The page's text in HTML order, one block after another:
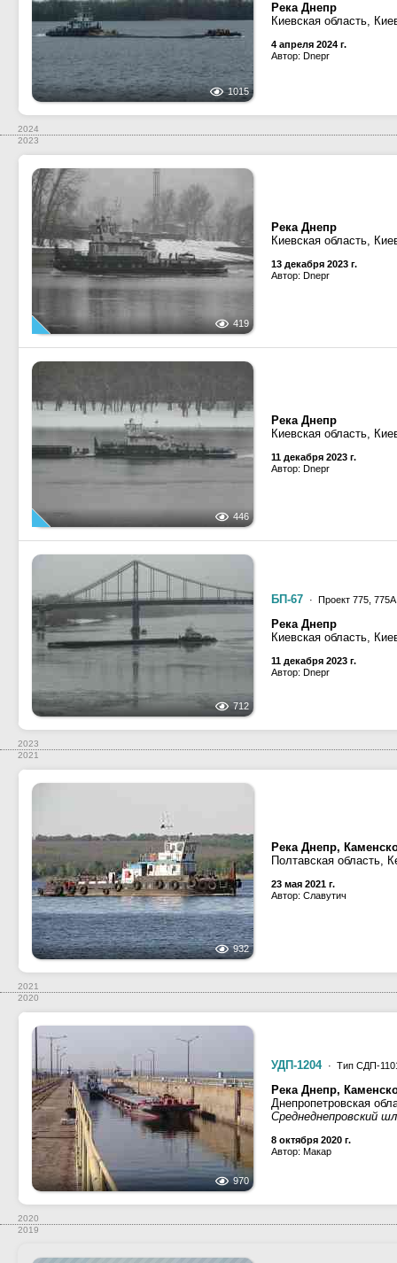
1015
Река Днепр
Киевская область,
4 апреля 2024 г.
Автор: Dnepr
2024
2023
419
Река Днепр
Киевская область,
13 декабря 2023 г.
Автор: Dnepr
446
Река Днепр
Киевская область,
11 декабря 2023 г.
Автор: Dnepr
712
БП-67 · Проект 775,
Река Днепр
Киевская область,
11 декабря 2023 г.
Автор: Dnepr
2023
2021
932
Река Днепр,
Полтавская область,
23 мая 2021 г.
Автор: Славутич
2021
2020
970
УДП-1204 · Тип СДП-
Река Днепр,
Днепропетровская
Среднеднепровский
8 октября 2020 г.
Автор: Макар
2020
2019